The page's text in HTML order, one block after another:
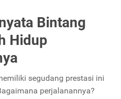
Bintang
Hidup
segudang prestasi ini
perjalanannya?